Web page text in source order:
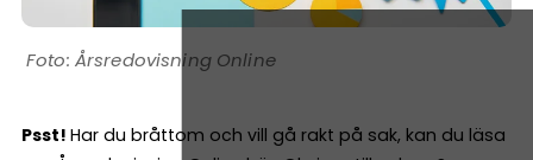
Årsredovisning Online
Psst! Har du bråttom och vill gå rakt på sak, kan du läsa